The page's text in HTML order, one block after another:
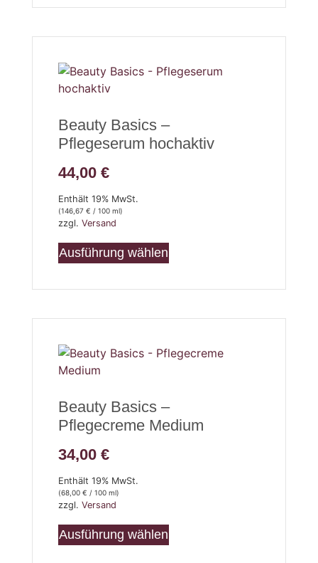
Beauty Basics –
Pflegeserum hochaktiv
44,00 €
Enthält 19% MwSt.
(146,67 € / 100 ml)
zzgl. Versand
Ausführung wählen
Beauty Basics –
Pflegecreme Medium
34,00 €
Enthält 19% MwSt.
(68,00 € / 100 ml)
zzgl. Versand
Ausführung wählen